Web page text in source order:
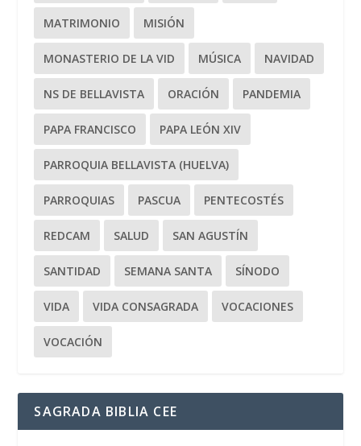
MATRIMONIO MISIÓN
MONASTERIO DE LA VID MÚSICA NAVIDAD
NS DE BELLAVISTA ORACIÓN PANDEMIA
PAPA FRANCISCO PAPA LEÓN XIV
PARROQUIA BELLAVISTA (HUELVA)
PARROQUIAS PASCUA PENTECOSTÉS
REDCAM SALUD SAN AGUSTÍN
SANTIDAD SEMANA SANTA SÍNODO
VIDA VIDA CONSAGRADA VOCACIONES
VOCACIÓN
SAGRADA BIBLIA CEE